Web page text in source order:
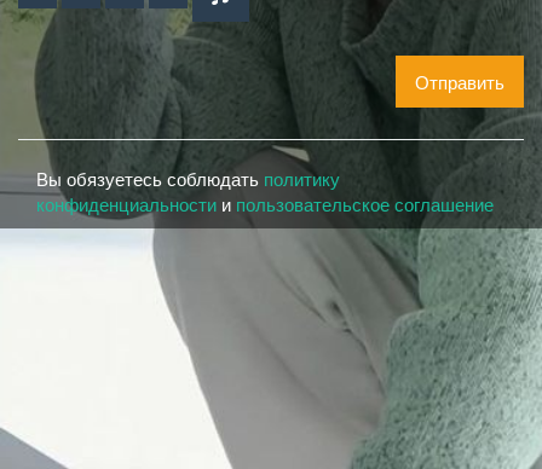
Отправить
Вы обязуетесь соблюдать политику
конфиденциальности и пользовательское соглашение